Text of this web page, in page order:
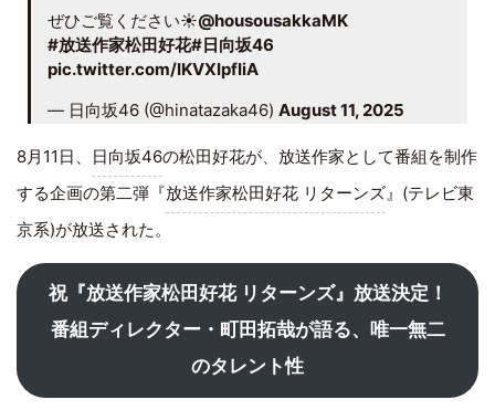
ぜひご覧ください☀️@housousakkaMK
#放送作家松田好花#日向坂46
pic.twitter.com/IKVXIpfIiA
— 日向坂46 (@hinatazaka46) August 11, 2025
8月11日、 日向坂46の松田好花が、放送作家として番組を制作
する企画の第二弾『放送作家松田好花 リターンズ』(テレビ東
京系)が放送された。
祝『放送作家松田好花 リターンズ』放送決定！
番組ディレクター・町田拓哉が語る、唯一無二
のタレント性